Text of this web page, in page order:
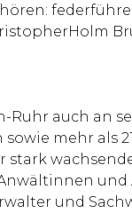
auch an
mehr
und